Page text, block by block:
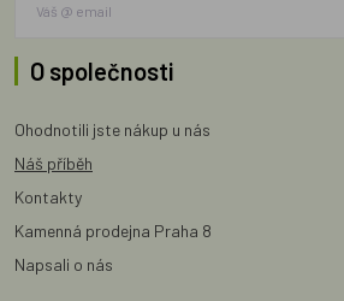
O společnosti
Ohodnotili jste nákup u nás
Náš příběh
Kontakty
Kamenná prodejna Praha 8
Napsali o nás